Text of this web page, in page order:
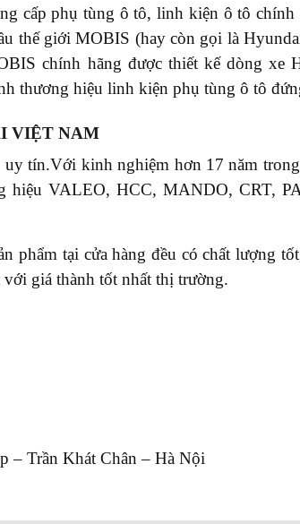
cấp phụ tùng ô tô, linh kiện ô tô
thế giới MOBIS (hay còn gọi là
chính hãng được thiết kế dòng
thương hiệu linh kiện phụ tùng ô tô
VIỆT NAM
tín.Với kinh nghiệm hơn 17 năm
hiệu VALEO, HCC, MANDO, CRT,
phẩm tại cửa hàng đều có chất lượng
giá thành tốt nhất thị trường.
– Trần Khát Chân – Hà Nội